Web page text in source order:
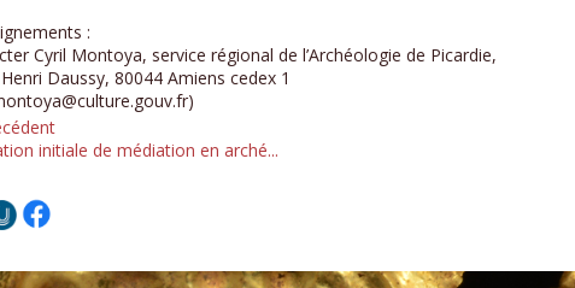
:
Cyril Montoya, service régional de l’Archéologie de Picardie,
Daussy, 80044 Amiens cedex 1
initiale de médiation en arché...